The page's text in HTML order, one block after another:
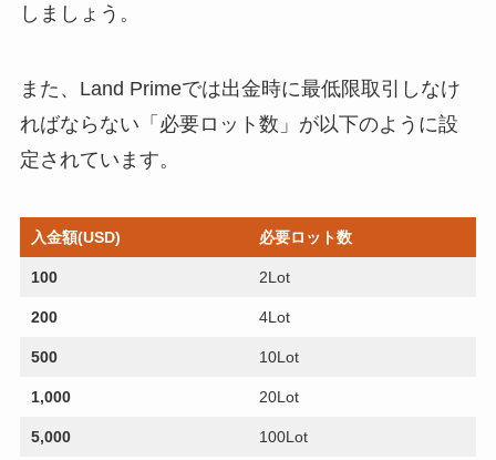
しましょう。
また、Land Primeでは出金時に最低限取引しなけ
ればならない「必要ロット数」が以下のように設
定されています。
入金額(USD) 必要ロット数
100 2Lot
200 4Lot
500 10Lot
1,000 20Lot
5,000 100Lot